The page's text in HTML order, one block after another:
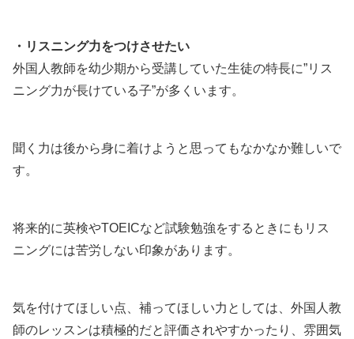
・リスニング力をつけさせたい
外国人教師を幼少期から受講していた生徒の特長に”リス
ニング力が長けている子”が多くいます。
聞く力は後から身に着けようと思ってもなかなか難しいで
す。
将来的に英検やTOEICなど試験勉強をするときにもリス
ニングには苦労しない印象があります。
気を付けてほしい点、補ってほしい力としては、外国人教
師のレッスンは積極的だと評価されやすかったり、雰囲気